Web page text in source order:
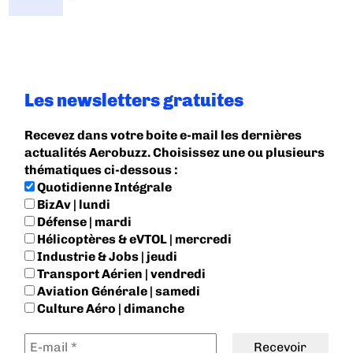
Les newsletters gratuites
Recevez dans votre boite e-mail les dernières
actualités Aerobuzz. Choisissez une ou plusieurs
thématiques ci-dessous :
Quotidienne Intégrale
BizAv | lundi
Défense | mardi
Hélicoptères & eVTOL | mercredi
Industrie & Jobs | jeudi
Transport Aérien | vendredi
Aviation Générale | samedi
Culture Aéro | dimanche